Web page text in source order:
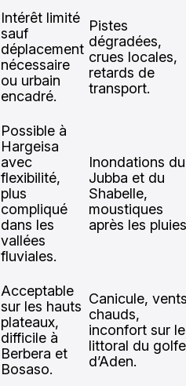
Intérêt limité
sauf
déplacement
nécessaire
ou urbain
encadré.
Pistes
dégradées,
crues locales,
retards de
transport.
Possible à
Hargeisa
avec
flexibilité,
plus
compliqué
dans les
vallées
fluviales.
Inondations du
Jubba et du
Shabelle,
moustiques
après les
Acceptable
sur les hauts
plateaux,
difficile à
Berbera et
Bosaso.
Canicule,
chauds,
inconfort sur le
littoral du golfe
d’Aden.